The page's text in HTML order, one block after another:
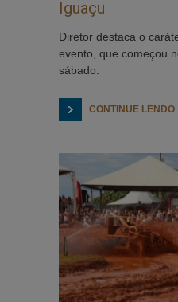
Iguaçu
Diretor destaca o
evento, que começou
sábado.
CONTINUE LENDO